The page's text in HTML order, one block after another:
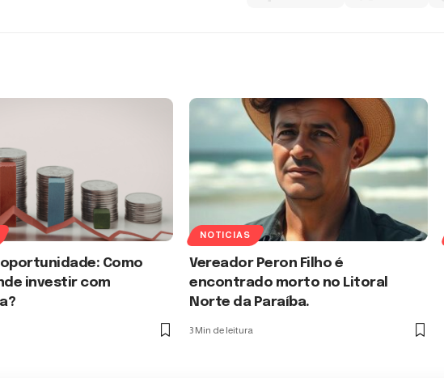
Como
investir com
NOTICIAS
Vereador Peron Filho é
encontrado morto no Litoral
Norte da Paraíba.
3 Min de leitura